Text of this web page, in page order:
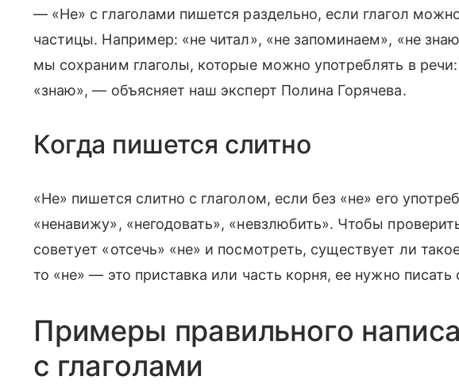
— «Не» с глаголами пишется раздельно, если глагол
частицы. Например: «не читал», «не запоминаем», «не
мы сохраним глаголы, которые можно употреблять в речи:
«знаю», — объясняет наш эксперт Полина Горячева.
Когда пишется слитно
«Не» пишется слитно с глаголом, если без «не» его
«ненавижу», «негодовать», «невзлюбить». Чтобы
советует «отсечь» «не» и посмотреть, существует ли
то «не» — это приставка или часть корня, ее нужно писать
Примеры правильного
с глаголами